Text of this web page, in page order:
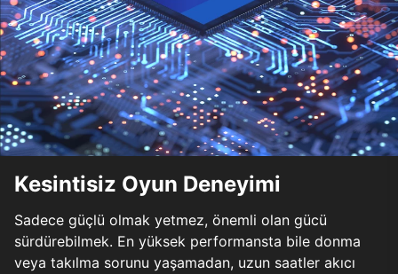
Kesintisiz Oyun Deneyimi
Sadece güçlü olmak yetmez, önemli olan gücü
sürdürebilmek. En yüksek performansta bile donma
veya takılma sorunu yaşamadan, uzun saatler akıcı